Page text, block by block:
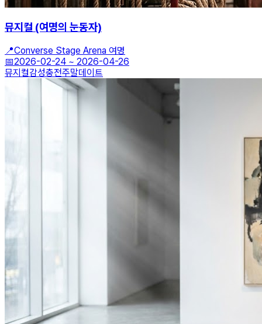
뮤지컬 (여명의 눈동자)
📍Converse Stage Arena 여명
📅2026-02-24 ~ 2026-04-26
뮤지컬감성충전주말데이트